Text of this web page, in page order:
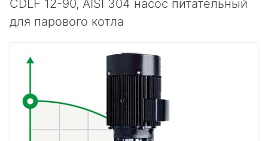
CDLF 12-90, AISI 304 насос питательный
для парового котла